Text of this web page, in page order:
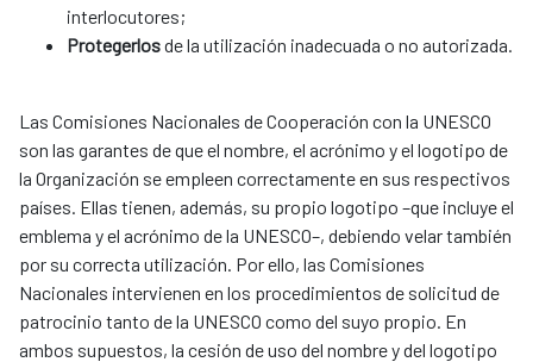
interlocutores;
Protegerlosde la utilización inadecuada o no autorizada.
Las Comisiones Nacionales de Cooperación con la UNESCO
son las garantes de que el nombre, el acrónimo y el logotipo de
la Organización se empleen correctamente en sus respectivos
países. Ellas tienen, además, su propio logotipo –que incluye el
emblema y el acrónimo de la UNESCO–, debiendo velar también
por su correcta utilización. Por ello, las Comisiones
Nacionales intervienen en los procedimientos de solicitud de
patrocinio tanto de la UNESCO como del suyo propio. En
ambos supuestos, la cesión de uso del nombre y del logotipo